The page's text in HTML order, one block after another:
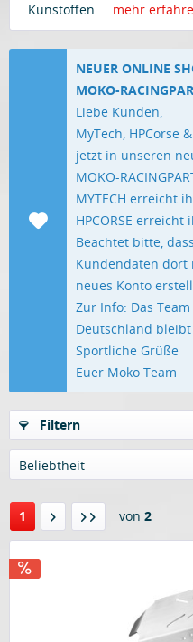
Kunstoffen.... mehr
NEUER ONLINE
MOKO-
Liebe Kunden,
MyTech, HPCorse
jetzt in unseren
MOKO-
MYTECH erreicht
HPCORSE erreicht
Beachtet bitte,
Kundendaten
neues Konto
Zur Info: Das
Deutschland
Sportliche Grüße
Euer Moko Team
Filtern
Beliebtheit
1 von 2